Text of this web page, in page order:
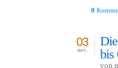
0
bis
03
nov.
von